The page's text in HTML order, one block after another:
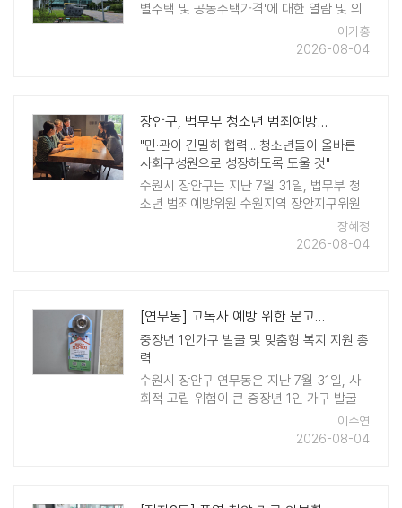
별주택 및 공동주택가격'에 대한 열람 및 의
견제출 기간을 8월 5일부터 24일까지 운영
한다. 대상은 2026년 1월 1일부터 5월 31일
이가홍
2026-08-04
장안구, 법무부 청소년 범죄예방위원 장안지구위원회 임원 간담회 개최
"민·관이 긴밀히 협력... 청소년들이 올바른
사회구성원으로 성장하도록 도울 것"
수원시 장안구는 지난 7월 31일, 법무부 청
소년 범죄예방위원 수원지역 장안지구위원
회(회장 최성배) 임원들과의 오찬 간담회를
가졌다. 이날 간담회에는 법무부 청소년 범
장혜정
2026-08-04
[연무동] 고독사 예방 위한 문고리 안내문 배부
중장년 1인가구 발굴 및 맞춤형 복지 지원 총
력
수원시 장안구 연무동은 지난 7월 31일, 사
회적 고립 위험이 큰 중장년 1인 가구 발굴
및 고독사 예방을 위해 맞춤형 복지 연락망
을 담은 안내문을 배부한다고 밝혔다. 안내
이수연
2026-08-04